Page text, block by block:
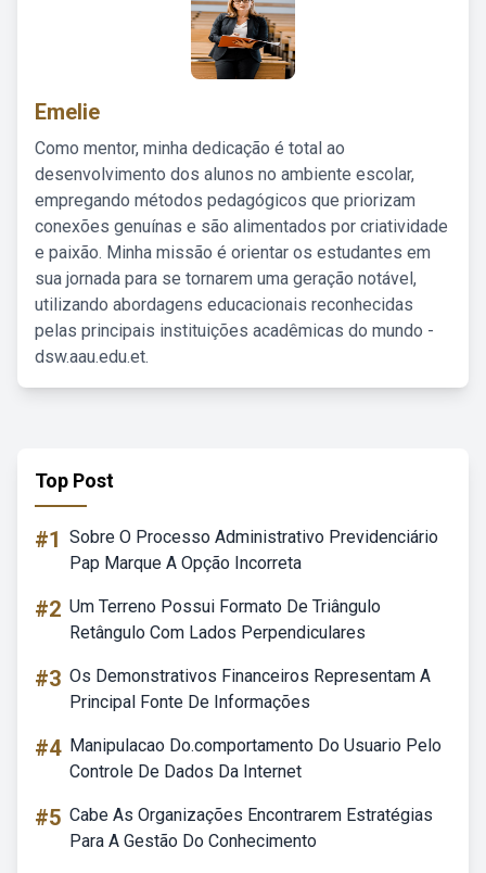
Emelie
Como mentor, minha dedicação é total ao
desenvolvimento dos alunos no ambiente escolar,
empregando métodos pedagógicos que priorizam
conexões genuínas e são alimentados por criatividade
e paixão. Minha missão é orientar os estudantes em
sua jornada para se tornarem uma geração notável,
utilizando abordagens educacionais reconhecidas
pelas principais instituições acadêmicas do mundo -
dsw.aau.edu.et.
Top Post
#1 Sobre O Processo Administrativo Previdenciário
Pap Marque A Opção Incorreta
#2 Um Terreno Possui Formato De Triângulo
Retângulo Com Lados Perpendiculares
#3 Os Demonstrativos Financeiros Representam A
Principal Fonte De Informações
#4 Manipulacao Do.comportamento Do Usuario Pelo
Controle De Dados Da Internet
#5 Cabe As Organizações Encontrarem Estratégias
Para A Gestão Do Conhecimento